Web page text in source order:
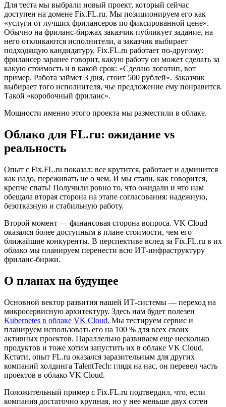
Для теста мы выбрали новый проект, который сейчас
доступен на домене Fix.FL.ru. Мы позиционируем его как
«услуги от лучших фрилансеров по фиксированной цене».
Обычно на фриланс-биржах заказчик публикует задание, на
него откликаются исполнители, а заказчик выбирает
подходящую кандидатуру. Fix.FL.ru работает по-другому:
фрилансер заранее говорит, какую работу он может сделать за
какую стоимость и в какой срок: «Сделаю логотип, вот
пример. Работа займет 3 дня, стоит 500 рублей». Заказчик
выбирает того исполнителя, чье предложение ему понравится.
Такой «коробочный фриланс».
Мощности именно этого проекта мы разместили в облаке.
Облако для FL.ru: ожидание vs
реальность
Опыт с Fix.FL.ru показал: все крутится, работает и админится
как надо, переживать не о чем. И мы стали, как говорится,
крепче спать! Получили ровно то, что ожидали и что нам
обещала вторая сторона на этапе согласования: надежную,
безотказную и стабильную работу.
Второй момент — финансовая сторона вопроса. VK Cloud
оказался более доступным в плане стоимости, чем его
ближайшие конкуренты. В перспективе вслед за Fix.FL.ru в их
облако мы планируем перенести всю ИТ-инфраструктуру
фриланс-биржи.
О планах на будущее
Основной вектор развития нашей ИТ-системы — переход на
микросервисную архитектуру. Здесь нам будет полезен
Kubernetes в облаке VK Cloud. Мы тестируем сервис и
планируем использовать его на 100 % для всех своих
активных проектов. Параллельно развиваем еще несколько
продуктов и тоже хотим запустить их в облаке VK Cloud.
Кстати, опыт FL.ru оказался заразительным для других
компаний холдинга TalentTech: глядя на нас, он перевел часть
проектов в облако VK Cloud.
Положительный пример с Fix.FL.ru подтвердил, что, если
компания достаточно крупная, но у нее меньше двух сотен